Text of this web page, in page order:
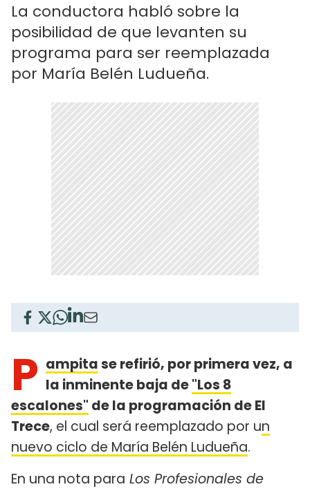
La conductora habló sobre la
posibilidad de que levanten su
programa para ser reemplazada
por María Belén Ludueña.
P ampitase refirió, por primera vez, a
la inminente baja de"Los 8
escalones" de la programación de El
Trece, el cual será reemplazado por un
nuevo ciclo de María Belén Ludueña.
En una nota para Los Profesionales de